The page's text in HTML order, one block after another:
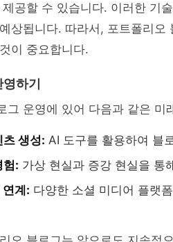
공할 수 있습니다. 이러한 기
상됩니다. 따라서, 포트폴리
이 중요합니다.
하기
그 운영에 있어 다음과 같은
생성: AI 도구를 활용하여 블
험: 가상 현실과 증강 현실을 통
연계: 다양한 소셜 미디어 플랫